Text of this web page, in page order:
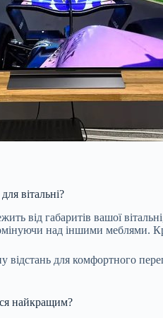
вітальні?
від габаритів вашої
над іншими меблями.
для комфортного
найкращим?